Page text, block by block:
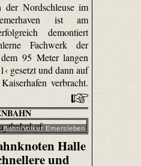
Nordschleuse im
ist am
demontiert
Fachwerk der
95 Meter langen
gesetzt und dann auf
verbracht.
Bahn/Volker Emersleben
Halle
und